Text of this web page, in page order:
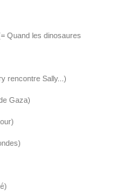
Quand les dinosaures
rencontre Sally...)
Gaza)